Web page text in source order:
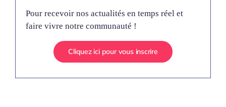
Pour recevoir nos actualités en temps réel et
faire vivre notre communauté !
Cliquez ici pour vous inscrire